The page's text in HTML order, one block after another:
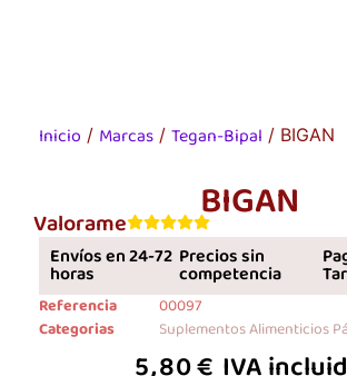
Inicio / Marcas / Tegan-Bipal / BIGAN
BIGAN
Valorame
Envíos en 24-72
horas
Precios sin
competencia
Referencia
00097
Categorias
Suplementos Alimenticios